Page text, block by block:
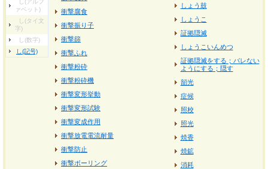
し(アルフ
ァベット)
し(タイ文
字)
し(数字)
し(記号)
衝撃腐食
衝撃振り子
衝撃篩
衝撃ふれ
衝撃粉砕
衝撃粉砕機
衝撃変形挙動
衝撃変形試験
衝撃変成作用
衝撃放電電流耐量
衝撃防止
衝撃ボーリング
しょう鼓
しょうこ
証拠隠滅
しょうこいんめつ
証拠隠滅をする；バレない
ようにする；隠す
韶光
症候
照校
照光
焼香
焼鉱
消耗